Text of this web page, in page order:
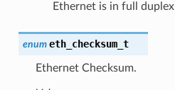
Ethernet is in full duplex
enum eth_checksum_t
Ethernet Checksum.